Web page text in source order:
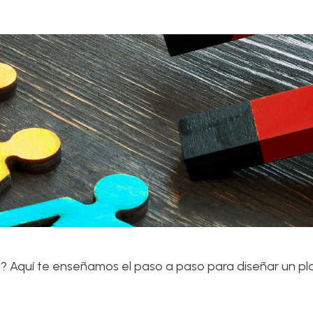
Aquí te enseñamos el paso a paso para diseñar un